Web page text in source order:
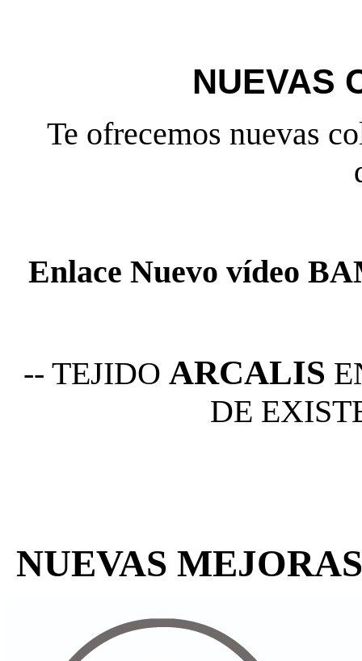
NUEVAS
Te ofrecemos nuevas
Enlace Nuevo vídeo
-- TEJIDO ARCALIS
DE
NUEVAS